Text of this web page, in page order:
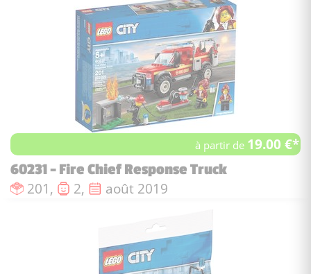
à partir de 19.00 €*
60231 - Fire Chief Response Truck
Nombre de pièces :
201, Nombre de figurines :
2, Date de sortie :
août 2019